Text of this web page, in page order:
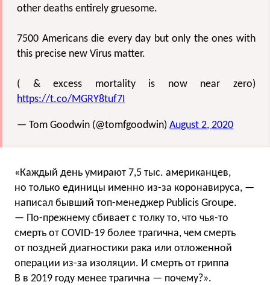
other deaths entirely gruesome.
7500 Americans die every day but only the ones with
this precise new Virus matter.
( & excess mortality is now near zero)
https://t.co/MGRY8tuf7I
— Tom Goodwin (@tomfgoodwin) August 2, 2020
«Каждый день умирают 7,5 тыс. американцев,
но только единицы именно из-за коронавируса, —
написал бывший топ-менеджер Publicis Groupe.
— По-прежнему сбивает с толку то, что чья-то
смерть от COVID-19 более трагична, чем смерть
от поздней диагностики рака или отложенной
операции из-за изоляции. И смерть от гриппа
B в 2019 году менее трагична — почему?».